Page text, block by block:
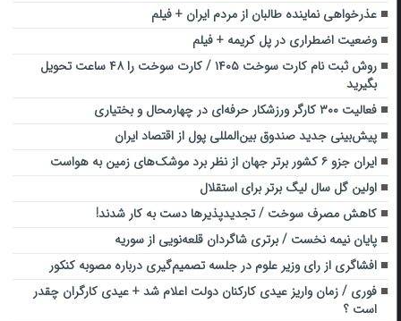
عذرخواهی نماینده طالبان از مردم ایران + فیلم
وضعیت اضطراری در پل کریمه + فیلم
روش ثبت نام کارت سوخت ۱۴۰۵ / کارت سوخت را ۴۸ ساعت تحویل
بگیرید
فعالیت ۳۰۰ کارگر ورزشکار حرفه‌ای در چهارمحال و بختیاری
پیش‌بینی جدید صندوق بین‌المللی پول از اقتصاد ایران
ایران جزو ۶ کشور برتر جهان از نظر برد موشک‌های زمین به هواست
اولین گل سال لیگ برتر برای استقلال
کاهش مصرف سوخت / تجدیدپذیرها دست به کار شدند!
پایان نیمه نخست / برتری شاگردان قلعه‌نویی از سوریه
افشاگری از رای وزیر علوم در جلسه تصمیم‌گیری درباره مصوبه کنکور
فوری / زمان واریز عیدی کارکنان دولت اعلام شد + عیدی کارگران چقدر
است ؟